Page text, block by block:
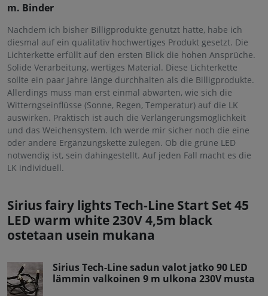
m. Binder
Nachdem ich bisher Billigprodukte genutzt hatte, habe ich
diesmal auf ein qualitativ hochwertiges Produkt gesetzt. Die
Lichterkette erfüllt auf den ersten Blick die hohen Ansprüche.
Solide Verarbeitung, wertiges Material. Diese Lichterkette
sollte ein paar Jahre länge durchhalten als die Billigprodukte.
Allerdings muss man erst einmal abwarten, wie sich die
Witterngseinflüsse (Sonne, Regen, Temperatur) auf die LK
auswirken. Praktisch ist auch die Verlängerungsmöglichkeit
und das Weichensystem. Ich werde mir sicher noch die eine
oder andere Ergänzungskette zulegen. Ob die grüne LED
notwendig ist, sein dahingestellt. Auf jeden Fall macht es die
LK individuell.
Sirius fairy lights Tech-Line Start Set 45
LED warm white 230V 4,5m black
ostetaan usein mukana
Sirius Tech-Line sadun valot jatko 90 LED
lämmin valkoinen 9 m ulkona 230V musta